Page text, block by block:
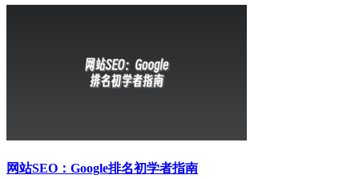
网站SEO：Google排名初学者指南